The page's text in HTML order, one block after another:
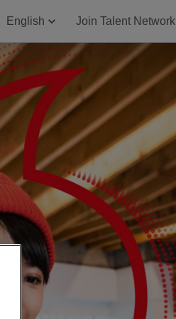
English Join Talent Network